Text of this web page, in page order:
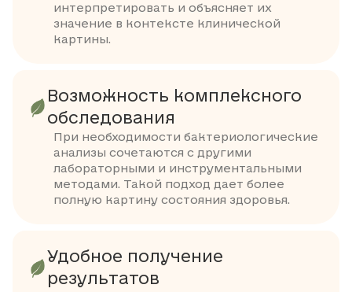
интерпретировать и объясняет их
значение в контексте клинической
картины.
Возможность комплексного
обследования
При необходимости бактериологические
анализы сочетаются с другими
лабораторными и инструментальными
методами. Такой подход дает более
полную картину состояния здоровья.
Удобное получение
результатов